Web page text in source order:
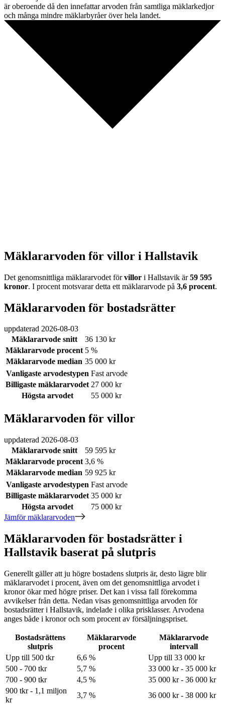
är oberoende då den innefattar arvoden från samtliga mäklarkedjor
och många mindre mäklarbyråer över hela landet.
Mäklararvoden för villor i Hallstavik
Det genomsnittliga mäklararvodet förvillor i Hallstavik är59 595
kronor. I procent motsvarar detta ett mäklararvode på 3,6 procent.
Mäklararvoden för bostadsrätter
uppdaterad 2026-08-03
Mäklararvode snitt
36 130 kr
Mäklararvode procent 5 %
Mäklararvode median 35 000 kr
Vanligaste arvodestypen Fast arvode
Billigaste mäklararvodet 27 000 kr
Högsta arvodet
55 000 kr
Mäklararvoden för villor
uppdaterad 2026-08-03
Mäklararvode snitt
59 595 kr
Mäklararvode procent 3,6 %
Mäklararvode median 59 925 kr
Vanligaste arvodestypen Fast arvode
Billigaste mäklararvodet 35 000 kr
Högsta arvodet
75 000 kr
Jämför mäklararvoden
Mäklararvoden för bostadsrätter i
Hallstavik baserat på slutpris
Generellt gäller att ju högre bostadens slutpris är, desto lägre blir
mäklararvodet i procent, även om det genomsnittliga arvodet i
kronor ökar med högre priser. Det kan i vissa fall förekomma
avvikelser från detta. Nedan visas genomsnittliga arvoden för
bostadsrätteri Hallstavik, indelade i olika prisklasser. Arvodena
anges både i kronor och som procent av försäljningspriset.
Bostadsrättens
slutpris
Mäklararvode
procent
Mäklararvode
intervall
Upp till 500 tkr
6,6 %
Upp till 33 000 kr
500 - 700 tkr
5,7 %
33 000 kr - 35 000 kr
700 - 900 tkr
4,5 %
35 000 kr - 36 000 kr
900 tkr - 1,1 miljon
kr
3,7 %
36 000 kr - 38 000 kr